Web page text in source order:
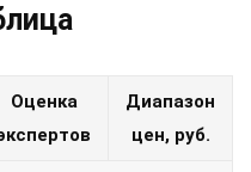
Оценка
Диапазон
цен, руб.